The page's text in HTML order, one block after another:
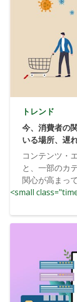
トレンド
今、消費者の
いる場所、遅
コンテンツ・
と、一部のカ
関心が高まっ
<small